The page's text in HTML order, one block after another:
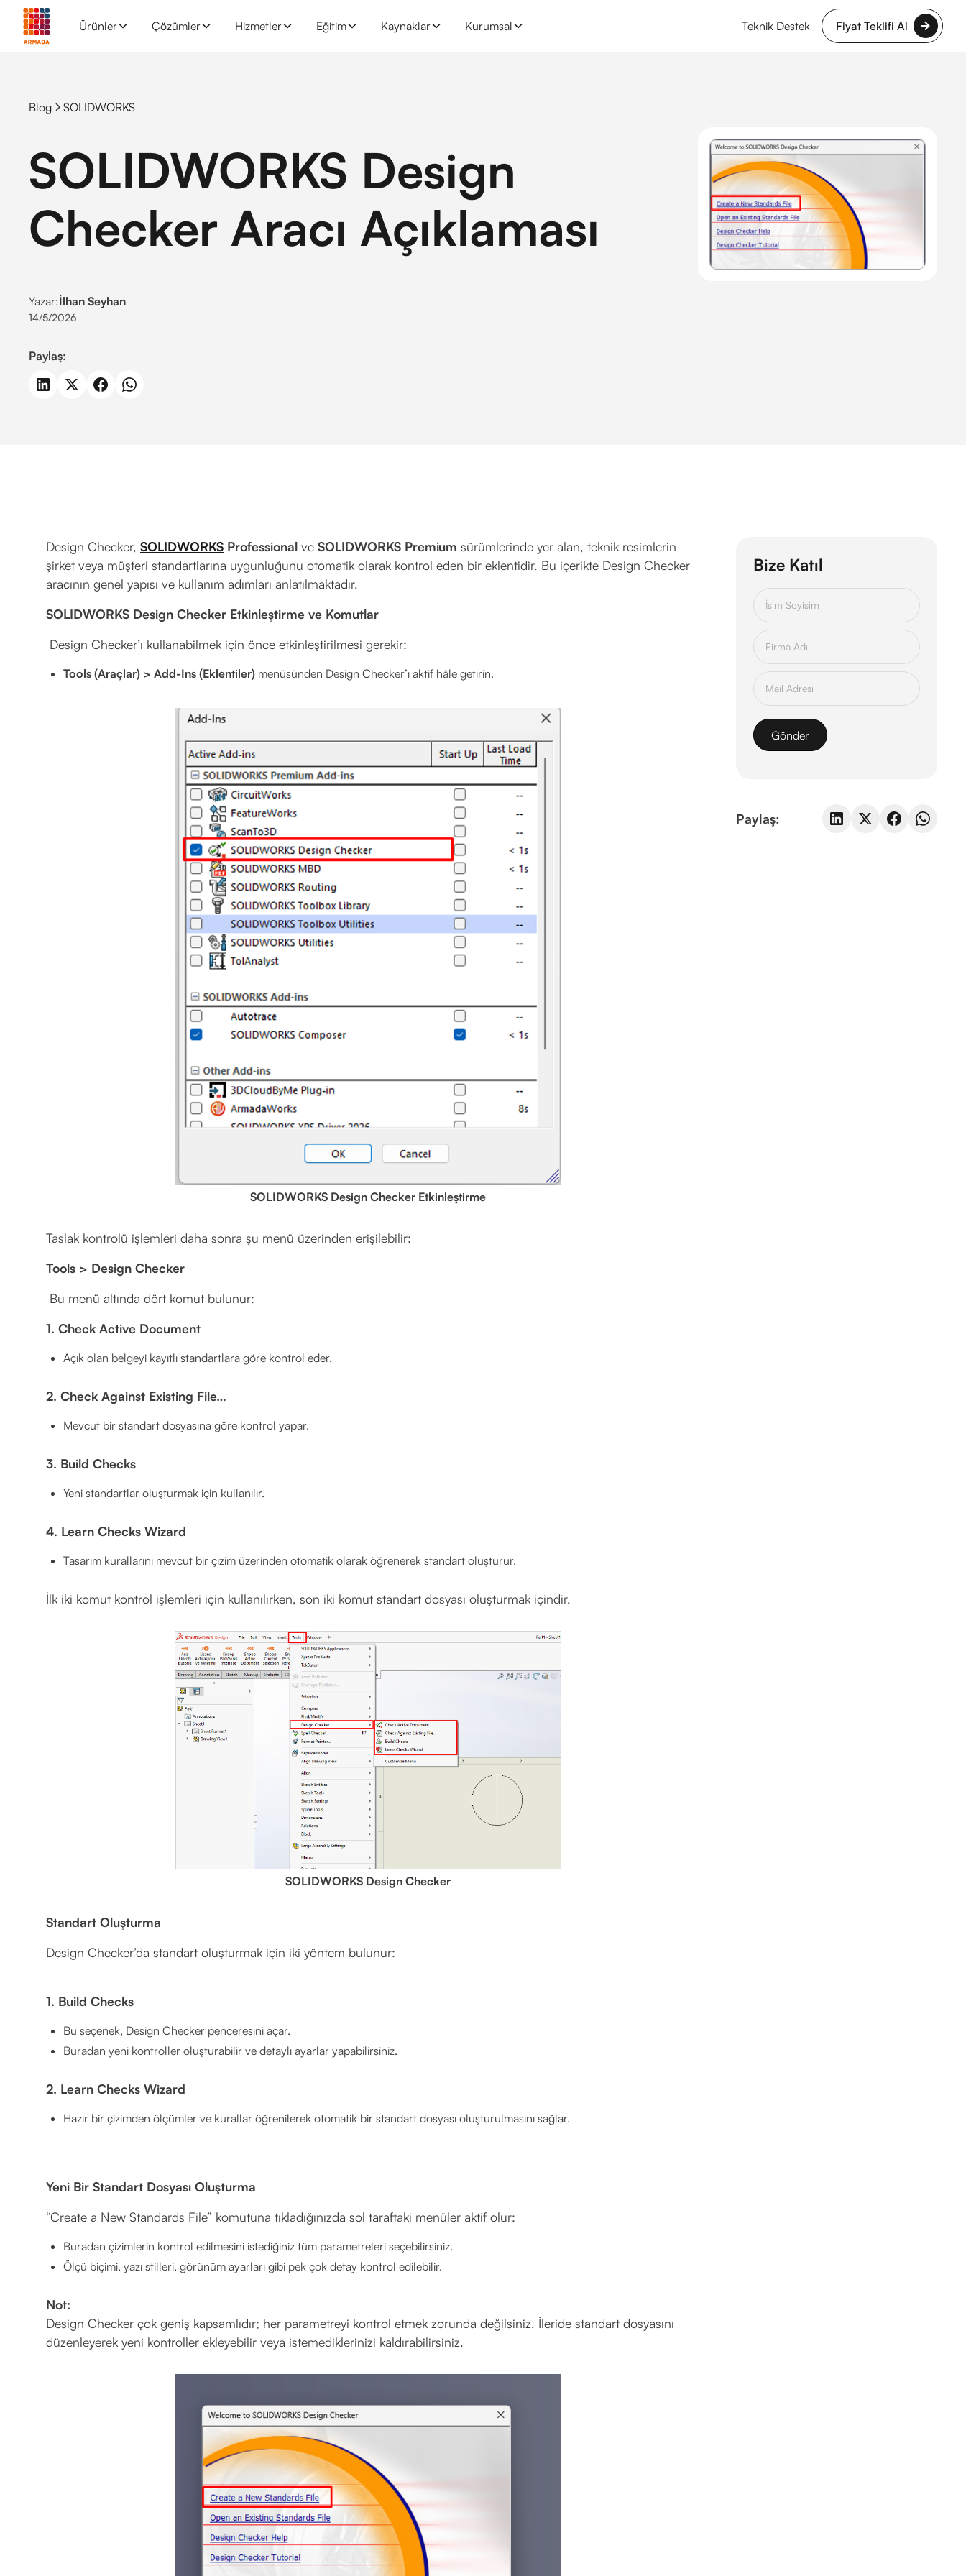
Ürünler Çözümler Hizmetler Eğitim Kaynaklar Kurumsal Teknik Destek Fiyat Teklifi Al
Blog SOLIDWORKS
SOLIDWORKS Design
Checker Aracı Açıklaması
Yazar:İlhan Seyhan
14/5/2026
Paylaş:
Design Checker, SOLIDWORKS Professional ve SOLIDWORKS Premium sürümlerinde yer alan, teknik resimlerin
şirket veya müşteri standartlarına uygunluğunu otomatik olarak kontrol eden bir eklentidir. Bu içerikte Design Checker
aracının genel yapısı ve kullanım adımları anlatılmaktadır.
SOLIDWORKS Design Checker Etkinleştirme ve Komutlar
Design Checker’ı kullanabilmek için önce etkinleştirilmesi gerekir:
Tools (Araçlar) > Add-Ins (Eklentiler) menüsünden Design Checker’ı aktif hâle getirin.
SOLIDWORKS Design Checker Etkinleştirme
Taslak kontrolü işlemleri daha sonra şu menü üzerinden erişilebilir:
Tools > Design Checker
Bu menü altında dört komut bulunur:
1. Check Active Document
Açık olan belgeyi kayıtlı standartlara göre kontrol eder.
2. Check Against Existing File…
Mevcut bir standart dosyasına göre kontrol yapar.
3. Build Checks
Yeni standartlar oluşturmak için kullanılır.
4. Learn Checks Wizard
Tasarım kurallarını mevcut bir çizim üzerinden otomatik olarak öğrenerek standart oluşturur.
İlk iki komut kontrol işlemleri için kullanılırken, son iki komut standart dosyası oluşturmak içindir.
SOLIDWORKS Design Checker
Standart Oluşturma
Design Checker’da standart oluşturmak için iki yöntem bulunur:
1. Build Checks
Bu seçenek, Design Checker penceresini açar.
Buradan yeni kontroller oluşturabilir ve detaylı ayarlar yapabilirsiniz.
2. Learn Checks Wizard
Hazır bir çizimden ölçümler ve kurallar öğrenilerek otomatik bir standart dosyası oluşturulmasını sağlar.
Yeni Bir Standart Dosyası Oluşturma
“Create a New Standards File” komutuna tıkladığınızda sol taraftaki menüler aktif olur:
Buradan çizimlerin kontrol edilmesini istediğiniz tüm parametreleri seçebilirsiniz.
Ölçü biçimi, yazı stilleri, görünüm ayarları gibi pek çok detay kontrol edilebilir.
Not:
Design Checker çok geniş kapsamlıdır; her parametreyi kontrol etmek zorunda değilsiniz. İleride standart dosyasını
düzenleyerek yeni kontroller ekleyebilir veya istemediklerinizi kaldırabilirsiniz.
Bize Katıl
Paylaş: